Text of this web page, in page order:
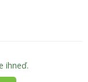
ihneď.